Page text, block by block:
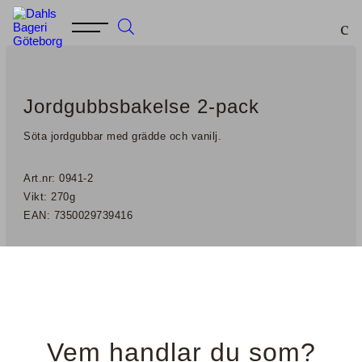
Jordgubbsbakelse 2-pack
Söta jordgubbar med grädde och vanilj.
Art.nr: 0941-2
Vikt: 270g
EAN: 7350029739416
Vem handlar du som?